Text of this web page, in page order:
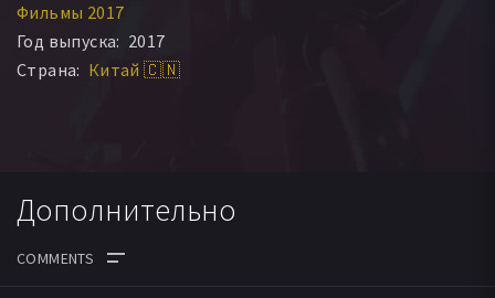
Фильмы 2017
Год выпуска: 2017
Страна: Китай 🇨🇳
Дополнительно